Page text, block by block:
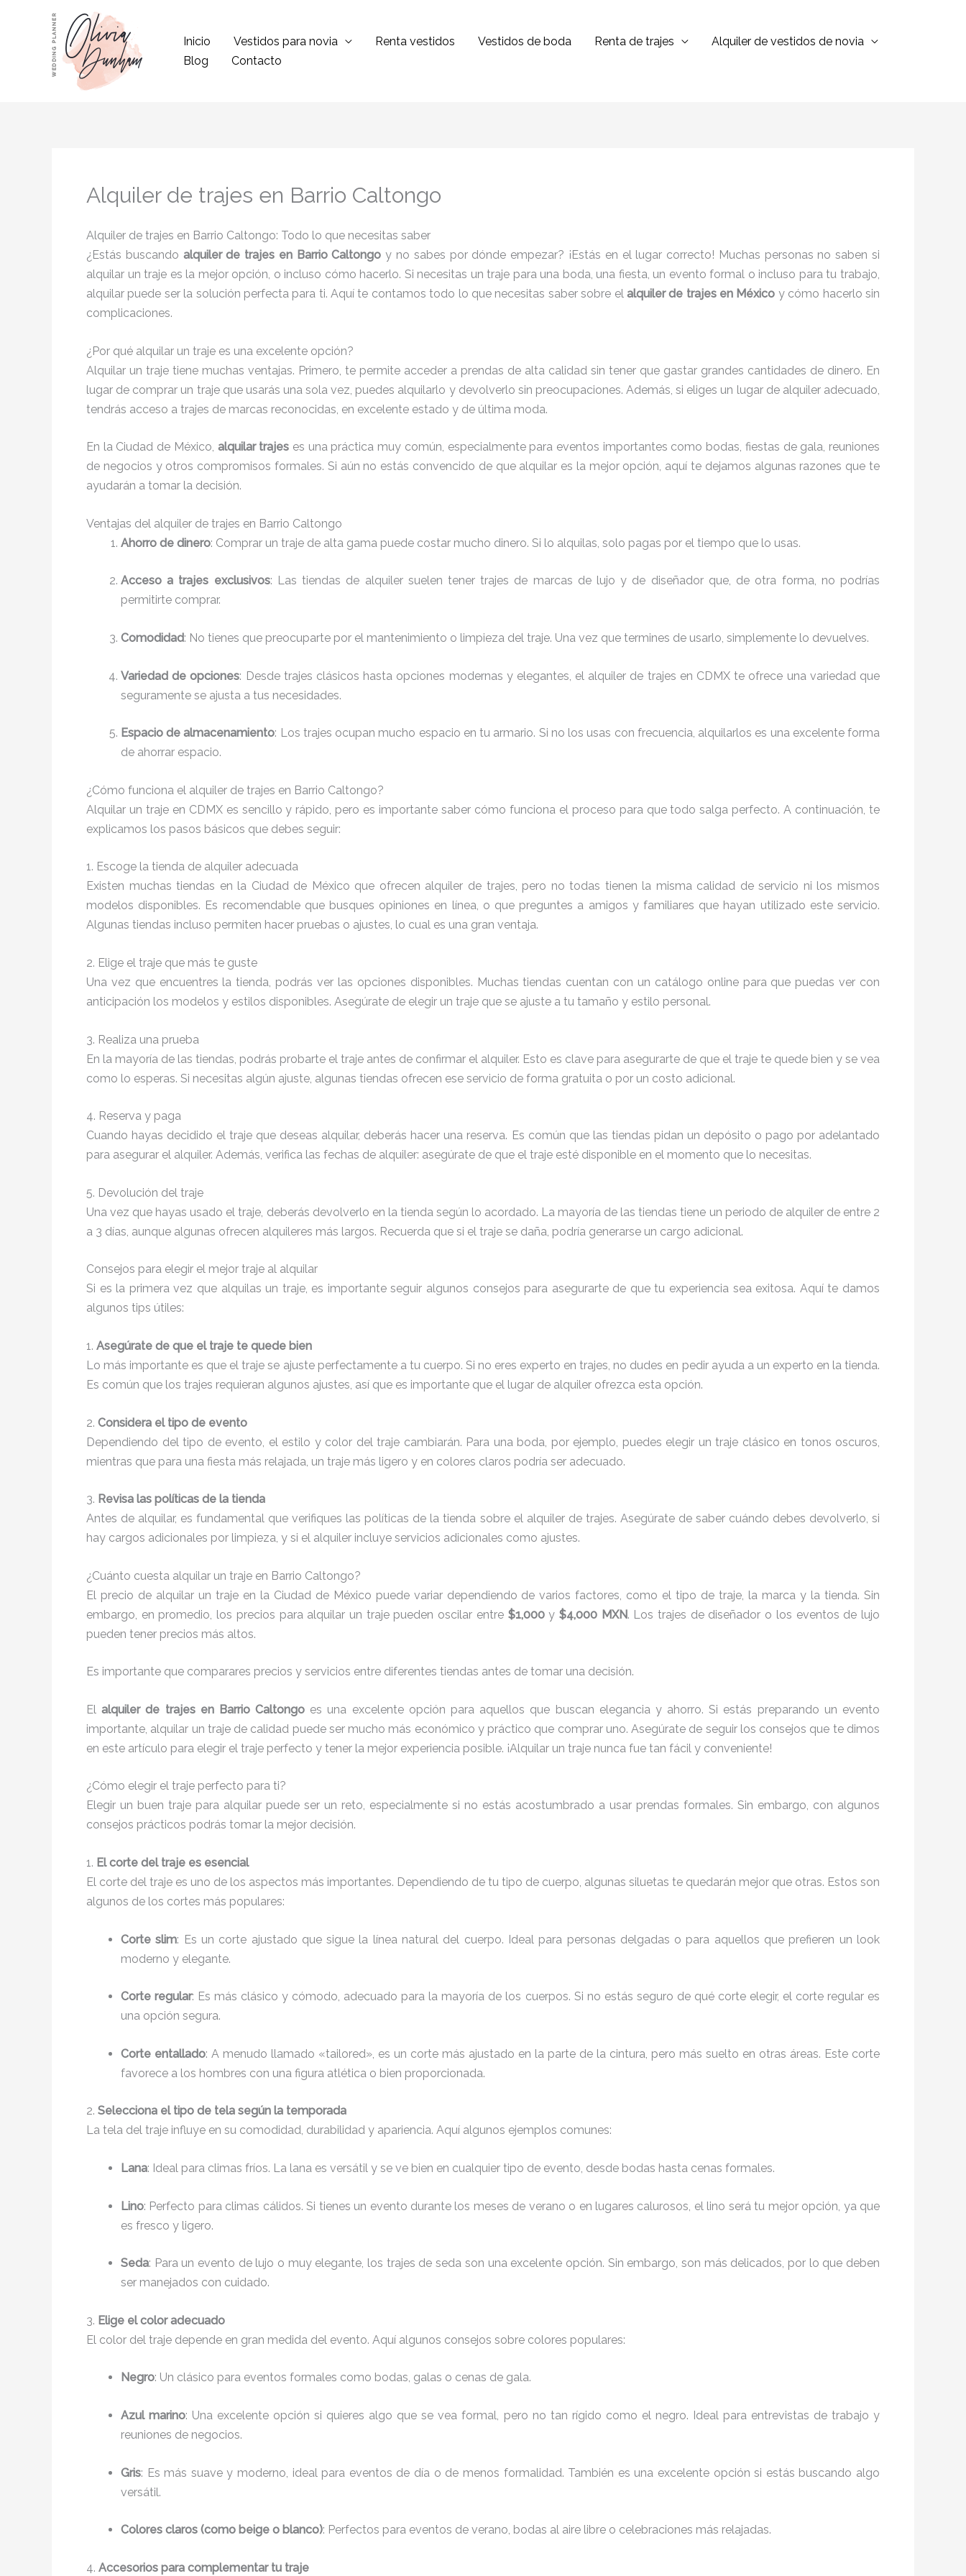
contenido
Inicio Vestidos para novia Renta vestidos Vestidos de boda Renta de trajes
Alquiler de vestidos de novia
Blog
Contacto
Alquiler de trajes en Barrio Caltongo
Alquiler de trajes en Barrio Caltongo: Todo lo que necesitas saber
¿Estás buscando alquiler de trajes en Barrio Caltongo y no sabes por dónde empezar? ¡Estás en el lugar correcto! Muchas personas no saben si
alquilar un traje es la mejor opción, o incluso cómo hacerlo. Si necesitas un traje para una boda, una fiesta, un evento formal o incluso para tu trabajo,
alquilar puede ser la solución perfecta para ti. Aquí te contamos todo lo que necesitas saber sobre el alquiler de trajes en México y cómo hacerlo sin
complicaciones.
¿Por qué alquilar un traje es una excelente opción?
Alquilar un traje tiene muchas ventajas. Primero, te permite acceder a prendas de alta calidad sin tener que gastar grandes cantidades de dinero. En
lugar de comprar un traje que usarás una sola vez, puedes alquilarlo y devolverlo sin preocupaciones. Además, si eliges un lugar de alquiler adecuado,
tendrás acceso a trajes de marcas reconocidas, en excelente estado y de última moda.
En la Ciudad de México, alquilar trajes es una práctica muy común, especialmente para eventos importantes como bodas, fiestas de gala, reuniones
de negocios y otros compromisos formales. Si aún no estás convencido de que alquilar es la mejor opción, aquí te dejamos algunas razones que te
ayudarán a tomar la decisión.
Ventajas del alquiler de trajes en Barrio Caltongo
Ahorro de dinero: Comprar un traje de alta gama puede costar mucho dinero. Si lo alquilas, solo pagas por el tiempo que lo usas.
Acceso a trajes exclusivos: Las tiendas de alquiler suelen tener trajes de marcas de lujo y de diseñador que, de otra forma, no podrías
permitirte comprar.
Comodidad: No tienes que preocuparte por el mantenimiento o limpieza del traje. Una vez que termines de usarlo, simplemente lo devuelves.
Variedad de opciones: Desde trajes clásicos hasta opciones modernas y elegantes, el alquiler de trajes en CDMX te ofrece una variedad que
seguramente se ajusta a tus necesidades.
Espacio de almacenamiento: Los trajes ocupan mucho espacio en tu armario. Si no los usas con frecuencia, alquilarlos es una excelente forma
de ahorrar espacio.
¿Cómo funciona el alquiler de trajes en Barrio Caltongo?
Alquilar un traje en CDMX es sencillo y rápido, pero es importante saber cómo funciona el proceso para que todo salga perfecto. A continuación, te
explicamos los pasos básicos que debes seguir:
1. Escoge la tienda de alquiler adecuada
Existen muchas tiendas en la Ciudad de México que ofrecen alquiler de trajes, pero no todas tienen la misma calidad de servicio ni los mismos
modelos disponibles. Es recomendable que busques opiniones en línea, o que preguntes a amigos y familiares que hayan utilizado este servicio.
Algunas tiendas incluso permiten hacer pruebas o ajustes, lo cual es una gran ventaja.
2. Elige el traje que más te guste
Una vez que encuentres la tienda, podrás ver las opciones disponibles. Muchas tiendas cuentan con un catálogo online para que puedas ver con
anticipación los modelos y estilos disponibles. Asegúrate de elegir un traje que se ajuste a tu tamaño y estilo personal.
3. Realiza una prueba
En la mayoría de las tiendas, podrás probarte el traje antes de confirmar el alquiler. Esto es clave para asegurarte de que el traje te quede bien y se vea
como lo esperas. Si necesitas algún ajuste, algunas tiendas ofrecen ese servicio de forma gratuita o por un costo adicional.
4. Reserva y paga
Cuando hayas decidido el traje que deseas alquilar, deberás hacer una reserva. Es común que las tiendas pidan un depósito o pago por adelantado
para asegurar el alquiler. Además, verifica las fechas de alquiler: asegúrate de que el traje esté disponible en el momento que lo necesitas.
5. Devolución del traje
Una vez que hayas usado el traje, deberás devolverlo en la tienda según lo acordado. La mayoría de las tiendas tiene un periodo de alquiler de entre 2
a 3 días, aunque algunas ofrecen alquileres más largos. Recuerda que si el traje se daña, podría generarse un cargo adicional.
Consejos para elegir el mejor traje al alquilar
Si es la primera vez que alquilas un traje, es importante seguir algunos consejos para asegurarte de que tu experiencia sea exitosa. Aquí te damos
algunos tips útiles:
1. Asegúrate de que el traje te quede bien
Lo más importante es que el traje se ajuste perfectamente a tu cuerpo. Si no eres experto en trajes, no dudes en pedir ayuda a un experto en la tienda.
Es común que los trajes requieran algunos ajustes, así que es importante que el lugar de alquiler ofrezca esta opción.
2. Considera el tipo de evento
Dependiendo del tipo de evento, el estilo y color del traje cambiarán. Para una boda, por ejemplo, puedes elegir un traje clásico en tonos oscuros,
mientras que para una fiesta más relajada, un traje más ligero y en colores claros podría ser adecuado.
3. Revisa las políticas de la tienda
Antes de alquilar, es fundamental que verifiques las políticas de la tienda sobre el alquiler de trajes. Asegúrate de saber cuándo debes devolverlo, si
hay cargos adicionales por limpieza, y si el alquiler incluye servicios adicionales como ajustes.
¿Cuánto cuesta alquilar un traje en Barrio Caltongo?
El precio de alquilar un traje en la Ciudad de México puede variar dependiendo de varios factores, como el tipo de traje, la marca y la tienda. Sin
embargo, en promedio, los precios para alquilar un traje pueden oscilar entre $1,000y $4,000 MXN. Los trajes de diseñador o los eventos de lujo
pueden tener precios más altos.
Es importante que comparares precios y servicios entre diferentes tiendas antes de tomar una decisión.
Elalquiler de trajes en Barrio Caltongo es una excelente opción para aquellos que buscan elegancia y ahorro. Si estás preparando un evento
importante, alquilar un traje de calidad puede ser mucho más económico y práctico que comprar uno. Asegúrate de seguir los consejos que te dimos
en este artículo para elegir el traje perfecto y tener la mejor experiencia posible. ¡Alquilar un traje nunca fue tan fácil y conveniente!
¿Cómo elegir el traje perfecto para ti?
Elegir un buen traje para alquilar puede ser un reto, especialmente si no estás acostumbrado a usar prendas formales. Sin embargo, con algunos
consejos prácticos podrás tomar la mejor decisión.
1. El corte del traje es esencial
El corte del traje es uno de los aspectos más importantes. Dependiendo de tu tipo de cuerpo, algunas siluetas te quedarán mejor que otras. Estos son
algunos de los cortes más populares:
Corte slim: Es un corte ajustado que sigue la línea natural del cuerpo. Ideal para personas delgadas o para aquellos que prefieren un look
moderno y elegante.
Corte regular: Es más clásico y cómodo, adecuado para la mayoría de los cuerpos. Si no estás seguro de qué corte elegir, el corte regular es
una opción segura.
Corte entallado: A menudo llamado «tailored», es un corte más ajustado en la parte de la cintura, pero más suelto en otras áreas. Este corte
favorece a los hombres con una figura atlética o bien proporcionada.
2. Selecciona el tipo de tela según la temporada
La tela del traje influye en su comodidad, durabilidad y apariencia. Aquí algunos ejemplos comunes:
Lana: Ideal para climas fríos. La lana es versátil y se ve bien en cualquier tipo de evento, desde bodas hasta cenas formales.
Lino: Perfecto para climas cálidos. Si tienes un evento durante los meses de verano o en lugares calurosos, el lino será tu mejor opción, ya que
es fresco y ligero.
Seda: Para un evento de lujo o muy elegante, los trajes de seda son una excelente opción. Sin embargo, son más delicados, por lo que deben
ser manejados con cuidado.
3. Elige el color adecuado
El color del traje depende en gran medida del evento. Aquí algunos consejos sobre colores populares:
Negro: Un clásico para eventos formales como bodas, galas o cenas de gala.
Azul marino: Una excelente opción si quieres algo que se vea formal, pero no tan rígido como el negro. Ideal para entrevistas de trabajo y
reuniones de negocios.
Gris: Es más suave y moderno, ideal para eventos de día o de menos formalidad. También es una excelente opción si estás buscando algo
versátil.
Colores claros (como beige o blanco): Perfectos para eventos de verano, bodas al aire libre o celebraciones más relajadas.
4. Accesorios para complementar tu traje